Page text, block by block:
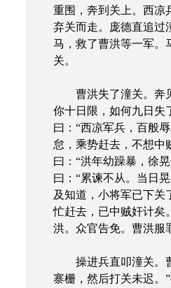
重围，奔到关上。西凉
弃关而走。庞德直追过
马，救了曹洪等一军。
关。
曹洪失了潼关。奔
你十日限，如何九日失
曰：“西凉军兵，百般
怠，乘势赶去，不想中
曰：“洪年幼躁暴，徐
曰：“累谏不从。当日
及知道，小将军已下关
忙赶去，已中贼奸计矣
洪。众官告免。曹洪服
操进兵直叩潼关。
寨栅，然后打关未迟。